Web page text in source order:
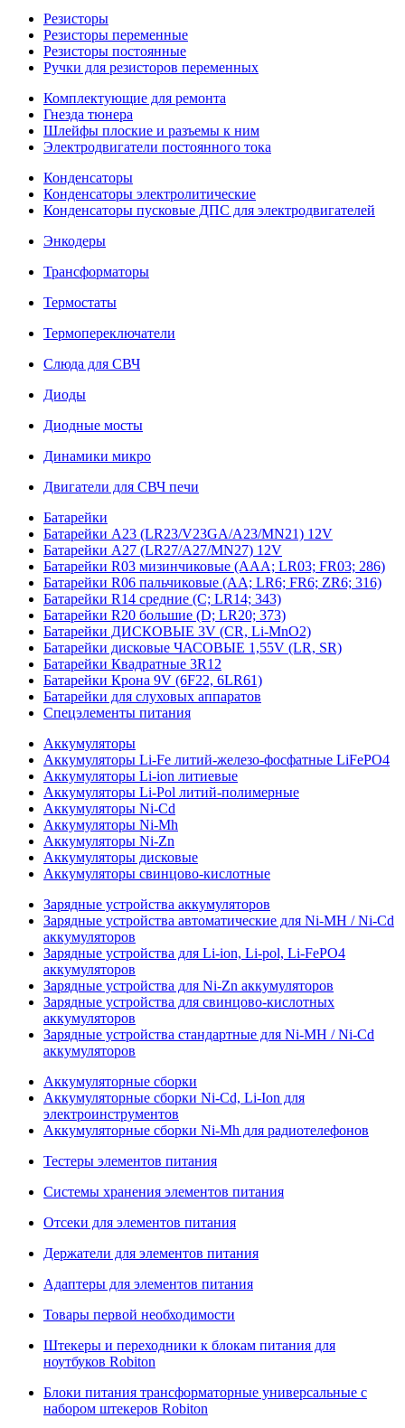
Резисторы
Резисторы переменные
Резисторы постоянные
Ручки для резисторов переменных
Комплектующие для ремонта
Гнезда тюнера
Шлейфы плоские и разъемы к ним
Электродвигатели постоянного тока
Конденсаторы
Конденсаторы электролитические
Конденсаторы пусковые ДПС для электродвигателей
Энкодеры
Трансформаторы
Термостаты
Термопереключатели
Слюда для СВЧ
Диоды
Диодные мосты
Динамики микро
Двигатели для СВЧ печи
Батарейки
Батарейки A23 (LR23/V23GA/A23/MN21) 12V
Батарейки A27 (LR27/A27/MN27) 12V
Батарейки R03 мизинчиковые (AAA; LR03; FR03; 286)
Батарейки R06 пальчиковые (AA; LR6; FR6; ZR6; 316)
Батарейки R14 средние (C; LR14; 343)
Батарейки R20 большие (D; LR20; 373)
Батарейки ДИСКОВЫЕ 3V (CR, Li-MnO2)
Батарейки дисковые ЧАСОВЫЕ 1,55V (LR, SR)
Батарейки Квадратные 3R12
Батарейки Крона 9V (6F22, 6LR61)
Батарейки для слуховых аппаратов
Спецэлементы питания
Аккумуляторы
Аккумуляторы Li-Fe литий-железо-фосфатные LiFePO4
Аккумуляторы Li-ion литиевые
Аккумуляторы Li-Pol литий-полимерные
Аккумуляторы Ni-Cd
Аккумуляторы Ni-Mh
Аккумуляторы Ni-Zn
Аккумуляторы дисковые
Аккумуляторы свинцово-кислотные
Зарядные устройства аккумуляторов
Зарядные устройства автоматические для Ni-MH / Ni-Cd
аккумуляторов
Зарядные устройства для Li-ion, Li-pol, Li-FePO4
аккумуляторов
Зарядные устройства для Ni-Zn аккумуляторов
Зарядные устройства для свинцово-кислотных
аккумуляторов
Зарядные устройства стандартные для Ni-MH / Ni-Cd
аккумуляторов
Аккумуляторные сборки
Аккумуляторные сборки Ni-Cd, Li-Ion для
электроинструментов
Аккумуляторные сборки Ni-Mh для радиотелефонов
Тестеры элементов питания
Системы хранения элементов питания
Отсеки для элементов питания
Держатели для элементов питания
Адаптеры для элементов питания
Товары первой необходимости
Штекеры и переходники к блокам питания для
ноутбуков Robiton
Блоки питания трансформаторные универсальные с
набором штекеров Robiton